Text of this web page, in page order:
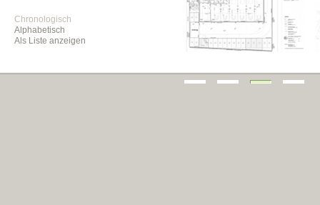
Chronologisch
Alphabetisch
Als Liste anzeigen